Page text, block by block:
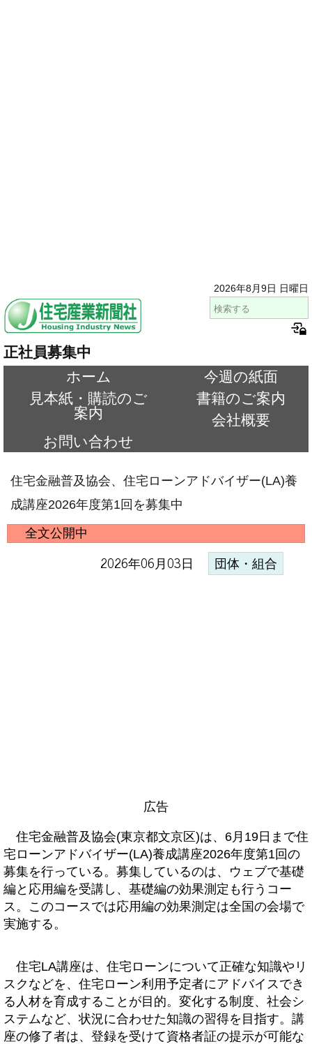
2026年8月9日 日曜日
正社員募集中
ホーム
今週の紙面
見本紙・購読のご
案内
書籍のご案内
会社概要
お問い合わせ
住宅金融普及協会、住宅ローンアドバイザー(LA)養
成講座2026年度第1回を募集中
全文公開中
2026年06月03日 団体・組合
広告
住宅金融普及協会(東京都文京区)は、6月19日まで住
宅ローンアドバイザー(LA)養成講座2026年度第1回の
募集を行っている。募集しているのは、ウェブで基礎
編と応用編を受講し、基礎編の効果測定も行うコー
ス。このコースでは応用編の効果測定は全国の会場で
実施する。
住宅LA講座は、住宅ローンについて正確な知識やリ
スクなどを、住宅ローン利用予定者にアドバイスでき
る人材を育成することが目的。変化する制度、社会シ
ステムなど、状況に合わせた知識の習得を目指す。講
座の修了者は、登録を受けて資格者証の提示が可能な